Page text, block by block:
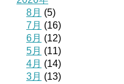
8月 (5)
7月 (16)
6月 (12)
5月 (11)
4月 (14)
3月 (13)